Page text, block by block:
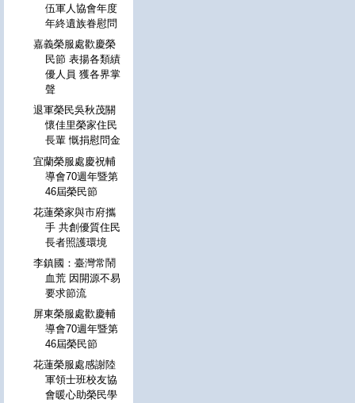
伍軍人協會年度
年終遺族眷慰問
嘉義榮服處歡慶榮
民節 表揚各類績
優人員 獲各界掌
聲
退軍榮民吳秋茂關
懷佳里榮家住民
長輩 慨捐慰問金
宜蘭榮服處慶祝輔
導會70週年暨第
46屆榮民節
花蓮榮家與市府攜
手 共創優質住民
長者照護環境
李鎮國：臺灣常鬧
血荒 因開源不易
要求節流
屏東榮服處歡慶輔
導會70週年暨第
46屆榮民節
花蓮榮服處感謝陸
軍領士班校友協
會暖心助榮民學